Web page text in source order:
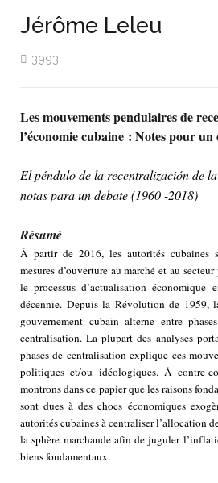
Jérôme Leleu
3993
Les mouvements pendulaires de
l’économie cubaine : Notes pour un
El péndulo de la recentralización de
notas para un debate (1960 -2018)
Résumé
À partir de 2016, les autorités cubaines
mesures d’ouverture au marché et au
le processus d’actualisation économique
décennie. Depuis la Révolution de 1959,
gouvernement cubain alterne entre
centralisation. La plupart des analyses
phases de centralisation explique ces
politiques et/ou idéologiques. À contre-
montrons dans ce papier que les raisons
sont dues à des chocs économiques
autorités cubaines à centraliser l’allocation
la sphère marchande afin de juguler
biens fondamentaux.